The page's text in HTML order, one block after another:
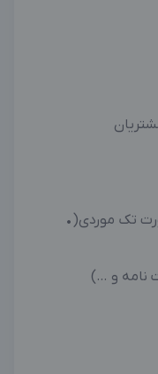
تک موردی(•
نامه و …)